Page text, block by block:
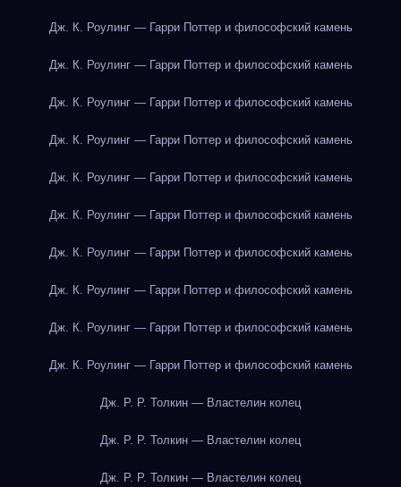
Дж. К. Роулинг — Гарри Поттер и философский камень
Дж. К. Роулинг — Гарри Поттер и философский камень
Дж. К. Роулинг — Гарри Поттер и философский камень
Дж. К. Роулинг — Гарри Поттер и философский камень
Дж. К. Роулинг — Гарри Поттер и философский камень
Дж. К. Роулинг — Гарри Поттер и философский камень
Дж. К. Роулинг — Гарри Поттер и философский камень
Дж. К. Роулинг — Гарри Поттер и философский камень
Дж. К. Роулинг — Гарри Поттер и философский камень
Дж. К. Роулинг — Гарри Поттер и философский камень
Дж. Р. Р. Толкин — Властелин колец
Дж. Р. Р. Толкин — Властелин колец
Дж. Р. Р. Толкин — Властелин колец